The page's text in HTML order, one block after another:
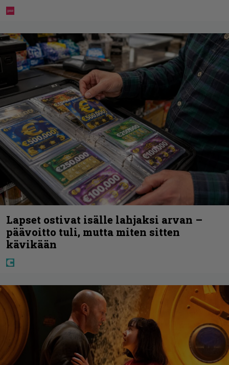
Lapset ostivat isälle lahjaksi arvan –
päävoitto tuli, mutta miten sitten
kävikään